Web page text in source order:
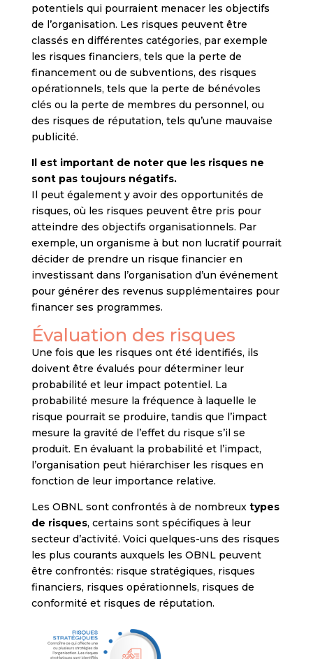
potentiels qui pourraient menacer les objectifs
de l’organisation. Les risques peuvent être
classés en différentes catégories, par exemple
les risques financiers, tels que la perte de
financement ou de subventions, des risques
opérationnels, tels que la perte de bénévoles
clés ou la perte de membres du personnel, ou
des risques de réputation, tels qu’une mauvaise
publicité.
Il est important de noter que les risques ne
sont pas toujours négatifs.
Il peut également y avoir des opportunités de
risques, où les risques peuvent être pris pour
atteindre des objectifs organisationnels. Par
exemple, un organisme à but non lucratif pourrait
décider de prendre un risque financier en
investissant dans l’organisation d’un événement
pour générer des revenus supplémentaires pour
financer ses programmes.
Évaluation des risques
Une fois que les risques ont été identifiés, ils
doivent être évalués pour déterminer leur
probabilité et leur impact potentiel. La
probabilité mesure la fréquence à laquelle le
risque pourrait se produire, tandis que l’impact
mesure la gravité de l’effet du risque s’il se
produit. En évaluant la probabilité et l’impact,
l’organisation peut hiérarchiser les risques en
fonction de leur importance relative.
Les OBNL sont confrontés à de nombreux types
de risques, certains sont spécifiques à leur
secteur d’activité. Voici quelques-uns des risques
les plus courants auxquels les OBNL peuvent
être confrontés: risque stratégiques, risques
financiers, risques opérationnels, risques de
conformité et risques de réputation.